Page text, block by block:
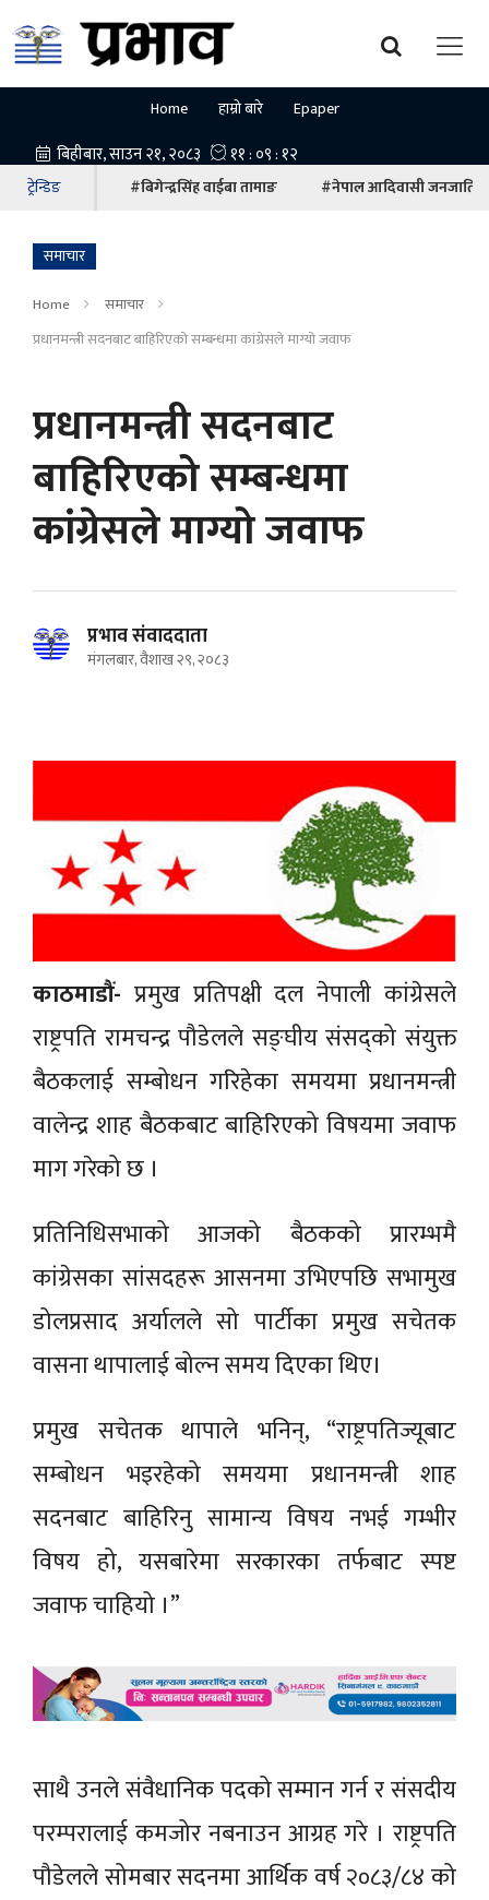
Home हाम्रो बारे Epaper
ट्रेन्डिङ #बिगेन्द्रसिंह वाईबा तामाङ #नेपाल आदिवासी जनजाति
समाचार
Home
समाचार
प्रधानमन्त्री सदनबाट बाहिरिएको सम्बन्धमा कांग्रेसले माग्यो जवाफ
प्रधानमन्त्री सदनबाट
बाहिरिएको सम्बन्धमा
कांग्रेसले माग्यो जवाफ
प्रभाव संवाददाता
मंगलबार, वैशाख २९, २०८३
काठमाडौं- प्रमुख प्रतिपक्षी दल नेपाली कांग्रेसले
राष्ट्रपति रामचन्द्र पौडेलले सङ्घीय संसद्को संयुक्त
बैठकलाई सम्बोधन गरिहेका समयमा प्रधानमन्त्री
वालेन्द्र शाह बैठकबाट बाहिरिएको विषयमा जवाफ
माग गरेको छ ।
प्रतिनिधिसभाको आजको बैठकको प्रारम्भमै
कांग्रेसका सांसदहरू आसनमा उभिएपछि सभामुख
डोलप्रसाद अर्यालले सो पार्टीका प्रमुख सचेतक
वासना थापालाई बोल्न समय दिएका थिए।
प्रमुख सचेतक थापाले भनिन्, “राष्ट्रपतिज्यूबाट
सम्बोधन भइरहेको समयमा प्रधानमन्त्री शाह
सदनबाट बाहिरिनु सामान्य विषय नभई गम्भीर
विषय हो, यसबारेमा सरकारका तर्फबाट स्पष्ट
जवाफ चाहियो ।”
साथै उनले संवैधानिक पदको सम्मान गर्न र संसदीय
परम्परालाई कमजोर नबनाउन आग्रह गरे । राष्ट्रपति
पौडेलले सोमबार सदनमा आर्थिक वर्ष २०८३/८४ को